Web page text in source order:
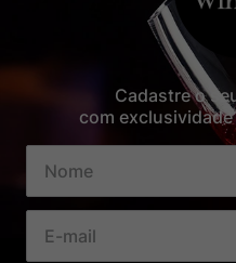
Cadastre o
com